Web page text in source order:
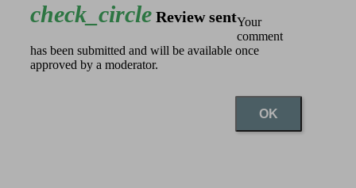
check_circle Review sentYour
comment
has been submitted and will be available once
approved by a moderator.
OK